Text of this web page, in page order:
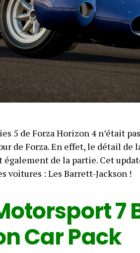
5 de Forza Horizon 4 n’était
de Forza. En effet, le détail de
de la partie. Cet
voitures : Les Barrett-Jackson !
7
Car Pack